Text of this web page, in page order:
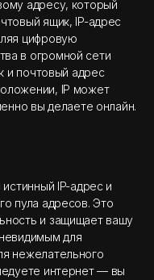
адресу, который
ящик, IP-адрес
цифровую
в огромной сети
и почтовый адрес
IP может
вы делаете онлайн.
IP-адрес и
пула адресов. Это
и защищает вашу
для
нежелательного
интернет — вы